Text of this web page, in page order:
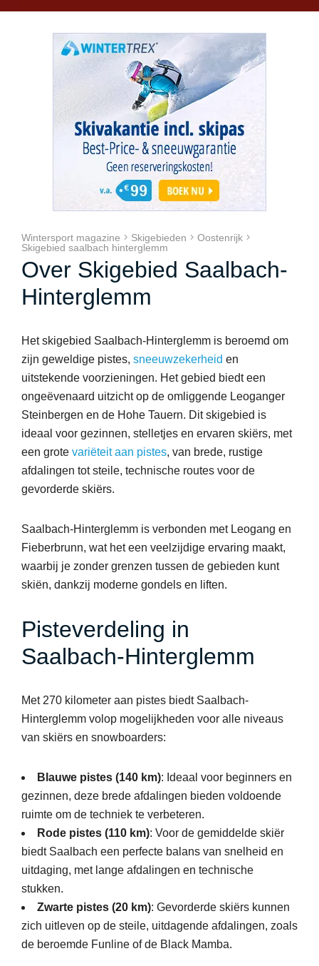
Wintersport magazine Skigebieden
Oostenrijk
Skigebied saalbach hinterglemm
Over Skigebied Saalbach-
Hinterglemm
Het skigebied Saalbach-Hinterglemm is beroemd om
zijn geweldige pistes, sneeuwzekerheid en
uitstekende voorzieningen. Het gebied biedt een
ongeëvenaard uitzicht op de omliggende Leoganger
Steinbergen en de Hohe Tauern. Dit skigebied is
ideaal voor gezinnen, stelletjes en ervaren skiërs, met
een grote variëteit aan pistes, van brede, rustige
afdalingen tot steile, technische routes voor de
gevorderde skiërs.
Saalbach-Hinterglemm is verbonden met Leogang en
Fieberbrunn, wat het een veelzijdige ervaring maakt,
waarbij je zonder grenzen tussen de gebieden kunt
skiën, dankzij moderne gondels en liften.
Pisteverdeling in
Saalbach-Hinterglemm
Met 270 kilometer aan pistes biedt Saalbach-
Hinterglemm volop mogelijkheden voor alle niveaus
van skiërs en snowboarders:
Blauwe pistes (140 km): Ideaal voor beginners en
gezinnen, deze brede afdalingen bieden voldoende
ruimte om de techniek te verbeteren.
Rode pistes (110 km): Voor de gemiddelde skiër
biedt Saalbach een perfecte balans van snelheid en
uitdaging, met lange afdalingen en technische
stukken.
Zwarte pistes (20 km): Gevorderde skiërs kunnen
zich uitleven op de steile, uitdagende afdalingen, zoals
de beroemde Funline of de Black Mamba.